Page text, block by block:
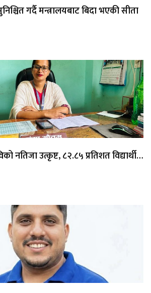
गर्दै मन्त्रालयबाट बिदा भएकी सीता
नतिजा उत्कृष्ट, ८२.८५ प्रतिशत विद्यार्थी…